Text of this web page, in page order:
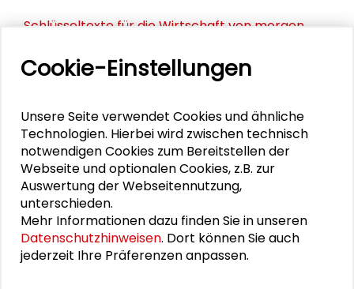
Schlüsseltexte für die Wirtschaft von morgen
Zusammen mehr erreichen – Zukunftsbündnis im
Dialog
Schader-Festival 2026
25. Runder Tisch Wissenschaftsstadt Darmstadt
DOWNLOADS
Tagungsprogramm "Die Rückkehr der
Cookie-Einstellungen
Unsere Seite verwendet Cookies und ähnliche
Technologien. Hierbei wird zwischen technisch
notwendigen Cookies zum Bereitstellen der
Webseite und optionalen Cookies, z.B. zur
Auswertung der Webseitennutzung,
unterschieden.
Mehr Informationen dazu finden Sie in unseren
Datenschutzhinweisen. Dort können Sie auch
jederzeit Ihre Präferenzen anpassen.